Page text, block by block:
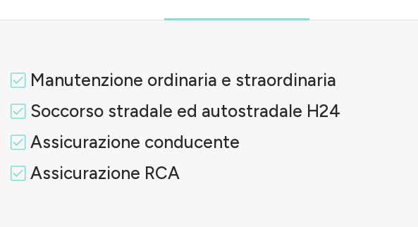
Manutenzione ordinaria e straordinaria
Soccorso stradale ed autostradale H24
Assicurazione conducente
Assicurazione RCA